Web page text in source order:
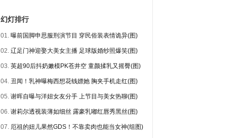
幻灯排行
01. 曝前国脚申思服刑演节目 穿民俗装表情诡异(图)
02. 辽足门神迎娶大美女主播 足球版婚纱照爆笑(图)
03. 英超90后抖奶嫩模PK苍井空 童颜揉乳又摇臀(图)
04. 丑闻！乳神曝梅西想花钱嫖她 胸夹手机走红(图)
05. 谢晖自曝与洋妞女友分手 上节目与美女热聊(图)
06. 谢莉尔透视装薄如细丝 露豪乳嘟红唇秀黑丝(图)
07. 厄祖的妞儿果然GDS！不靠卖肉也能当女神(组图)